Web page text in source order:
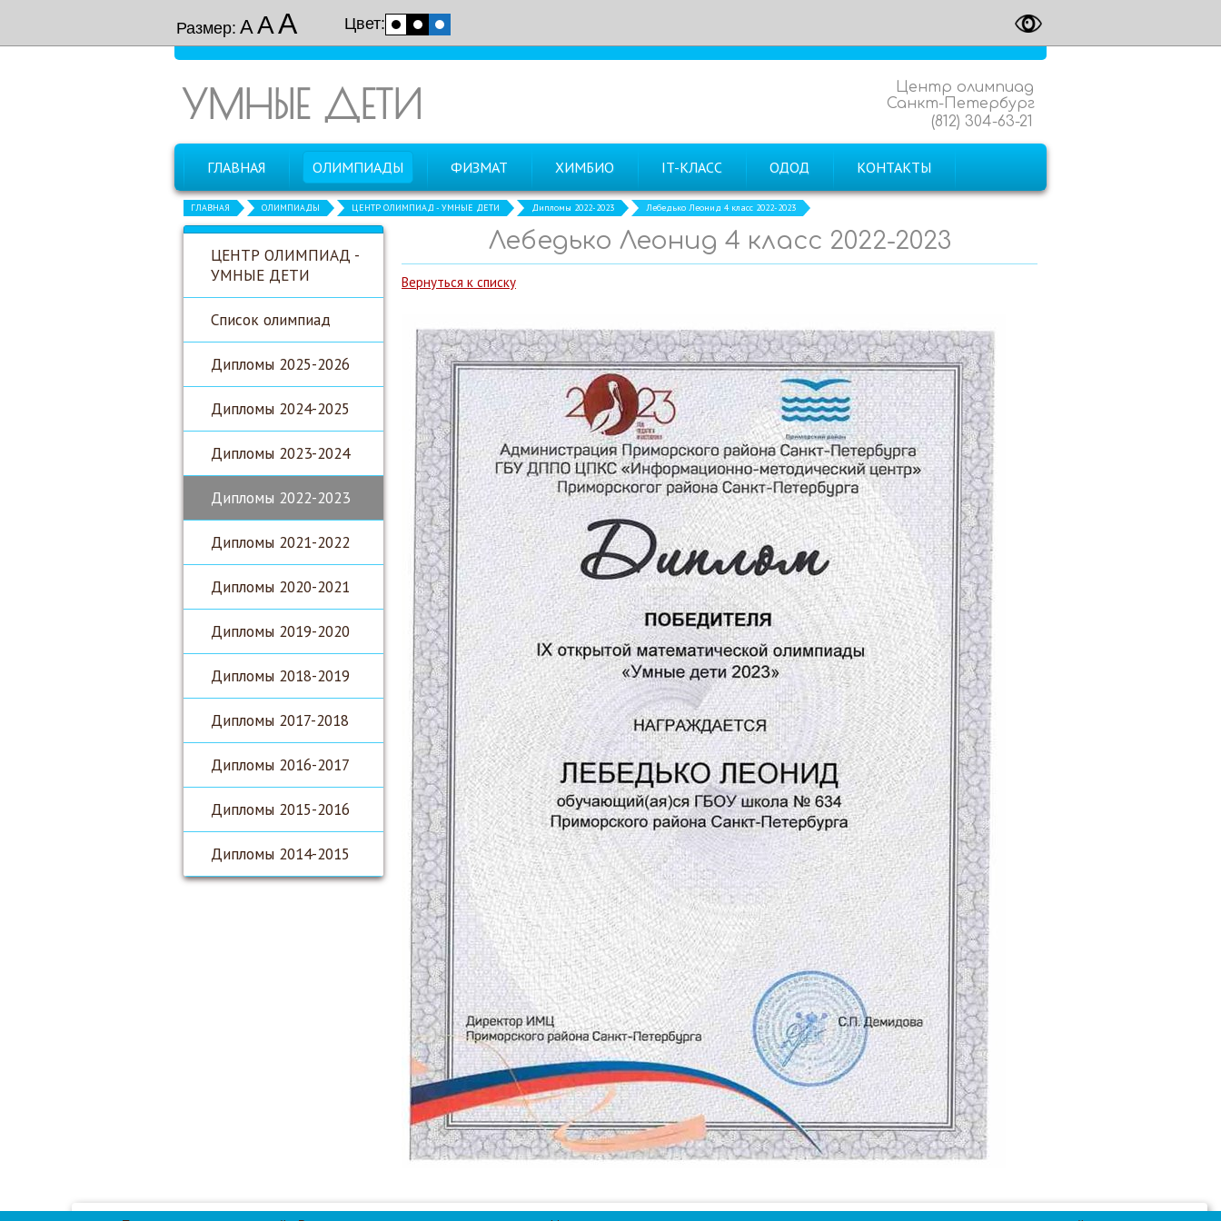
Размер: ААА Цвет:
УМНЫЕ ДЕТИ
Центр олимпиад
Санкт-Петербург
(812) 304-63-21
ГЛАВНАЯ ОЛИМПИАДЫ ФИЗМАТ ХИМБИО IT-КЛАСС ОДОД КОНТАКТЫ
ГЛАВНАЯ ОЛИМПИАДЫ ЦЕНТР ОЛИМПИАД - УМНЫЕ ДЕТИ Дипломы 2022-2023 Лебедько Леонид 4 класс 2022-2023
ЦЕНТР ОЛИМПИАД -
УМНЫЕ ДЕТИ
Список олимпиад
Дипломы 2025-2026
Дипломы 2024-2025
Дипломы 2023-2024
Дипломы 2022-2023
Дипломы 2021-2022
Дипломы 2020-2021
Дипломы 2019-2020
Дипломы 2018-2019
Дипломы 2017-2018
Дипломы 2016-2017
Дипломы 2015-2016
Дипломы 2014-2015
Лебедько Леонид 4 класс 2022-2023
Вернуться к списку